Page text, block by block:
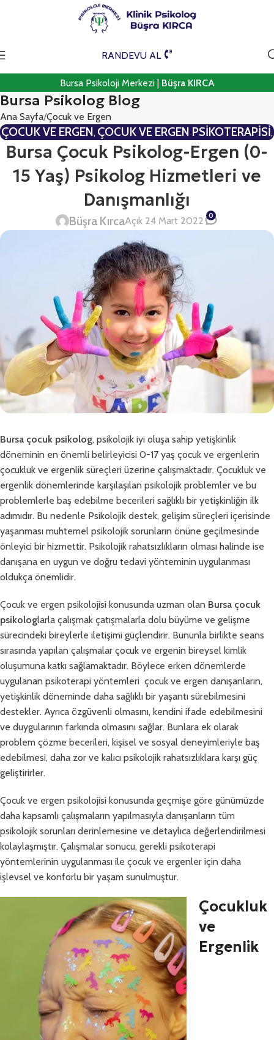
RANDEVU AL
Bursa Psikoloji Merkezi | Büşra KIRCA
Bursa Psikolog Blog
Ana Sayfa Çocuk ve Ergen
ÇOCUK VE ERGEN, ÇOCUK VE ERGEN PSIKOTERAPISI,
GENEL PSIKOTERAPI
Bursa Çocuk Psikolog-Ergen (0-
15 Yaş) Psikolog Hizmetleri ve
Danışmanlığı
Büşra KırcaAçık 24 Mart 2022 0
Bursa çocuk psikolog, psikolojik iyi oluşa sahip yetişkinlik
döneminin en önemli belirleyicisi 0-17 yaş çocuk ve ergenlerin
çocukluk ve ergenlik süreçleri üzerine çalışmaktadır. Çocukluk ve
ergenlik dönemlerinde karşılaşılan psikolojik problemler ve bu
problemlerle baş edebilme becerileri sağlıklı bir yetişkinliğin ilk
adımıdır. Bu nedenle Psikolojik destek, gelişim süreçleri içerisinde
yaşanması muhtemel psikolojik sorunların önüne geçilmesinde
önleyici bir hizmettir. Psikolojik rahatsızlıkların olması halinde ise
danışana en uygun ve doğru tedavi yönteminin uygulanması
oldukça önemlidir.
Çocuk ve ergen psikolojisi konusunda uzman olan Bursa çocuk
psikologlarla çalışmak çatışmalarla dolu büyüme ve gelişme
sürecindeki bireylerle iletişimi güçlendirir. Bununla birlikte seans
sırasında yapılan çalışmalar çocuk ve ergenin bireysel kimlik
oluşumuna katkı sağlamaktadır. Böylece erken dönemlerde
uygulanan psikoterapi yöntemleri çocuk ve ergen danışanların,
yetişkinlik döneminde daha sağlıklı bir yaşantı sürebilmesini
destekler. Ayrıca özgüvenli olmasını, kendini ifade edebilmesini
ve duygularının farkında olmasını sağlar. Bunlara ek olarak
problem çözme becerileri, kişisel ve sosyal deneyimleriyle baş
edebilmesi, daha zor ve kalıcı psikolojik rahatsızlıklara karşı güç
geliştirirler.
Çocuk ve ergen psikolojisi konusunda geçmişe göre günümüzde
daha kapsamlı çalışmaların yapılmasıyla danışanların tüm
psikolojik sorunları derinlemesine ve detaylıca değerlendirilmesi
kolaylaşmıştır. Çalışmalar sonucu, gerekli psikoterapi
yöntemlerinin uygulanması ile çocuk ve ergenler için daha
işlevsel ve konforlu bir yaşam sunulmuştur.
Çocukluk
ve
Ergenlik